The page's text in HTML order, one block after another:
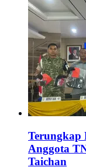
Terungkap
Anggota
Taichan